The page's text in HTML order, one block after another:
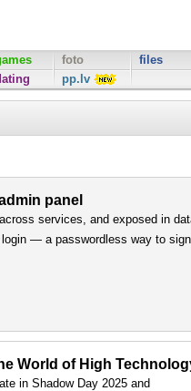
foto
pp.lv
files
panel
services, and exposed in
— a passwordless way to
World of High
in Shadow Day 2025 and